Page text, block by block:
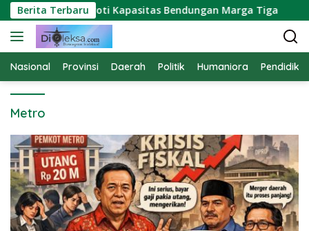
Langsung
ke
konten
Berita Terbaru
Suwendra Soroti Kapasitas Bendungan Marga Tiga
Nasional Provinsi Daerah Politik Humaniora
Metro